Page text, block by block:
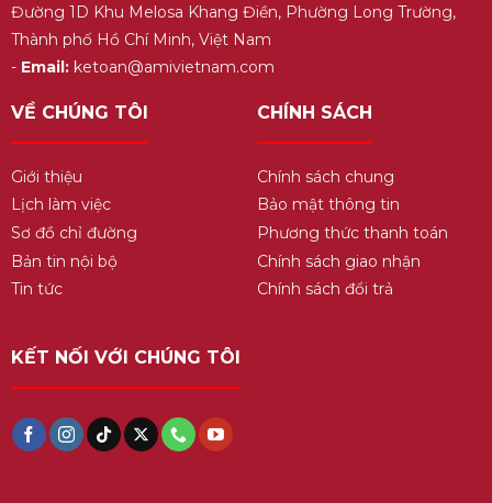
Đường 1D Khu Melosa Khang Điền, Phường Long Trường,
Thành phố Hồ Chí Minh, Việt Nam
- Email:ketoan@amivietnam.com
VỀ CHÚNG TÔI
Giới thiệu
Lịch làm việc
Sơ đồ chỉ đường
Bản tin nội bộ
Tin tức
CHÍNH SÁCH
Chính sách chung
Bảo mật thông tin
Phương thức thanh toán
Chính sách giao nhận
Chính sách đổi trả
KẾT NỐI VỚI CHÚNG TÔI